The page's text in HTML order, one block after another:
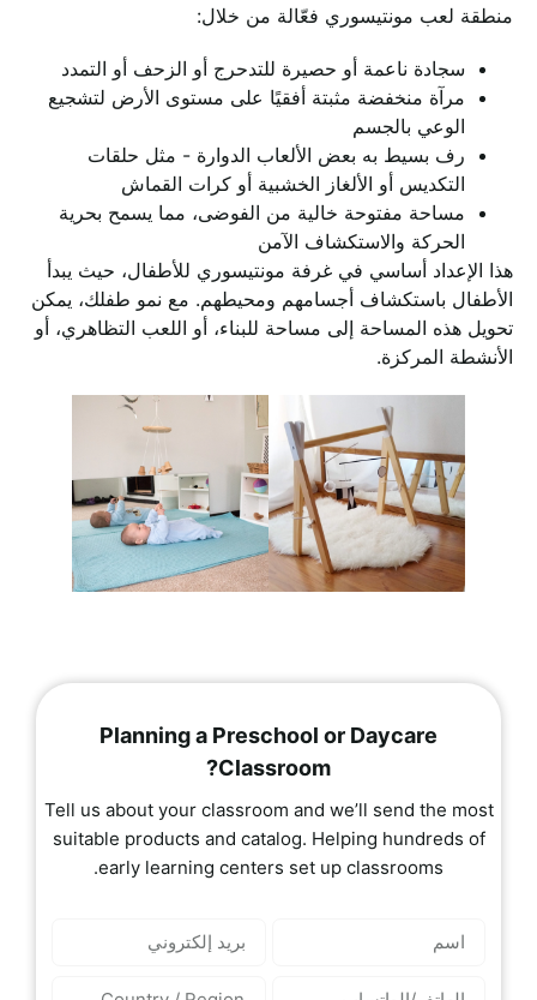
منطقة لعب مونتيسوري فعّالة من خلال:
سجادة ناعمة أو حصيرة للتدحرج أو الزحف أو التمدد
مرآة منخفضة مثبتة أفقيًا على مستوى الأرض لتشجيع
الوعي بالجسم
رف بسيط به بعض الألعاب الدوارة - مثل حلقات
التكديس أو الألغاز الخشبية أو كرات القماش
مساحة مفتوحة خالية من الفوضى، مما يسمح بحرية
الحركة والاستكشاف الآمن
هذا الإعداد أساسي في غرفة مونتيسوري للأطفال، حيث يبدأ
الأطفال باستكشاف أجسامهم ومحيطهم. مع نمو طفلك، يمكن
تحويل هذه المساحة إلى مساحة للبناء، أو اللعب التظاهري، أو
الأنشطة المركزة.
Planning a Preschool or Daycare
Classroom?
Tell us about your classroom and we’ll send the most
suitable products and catalog. Helping hundreds of
early learning centers set up classrooms.